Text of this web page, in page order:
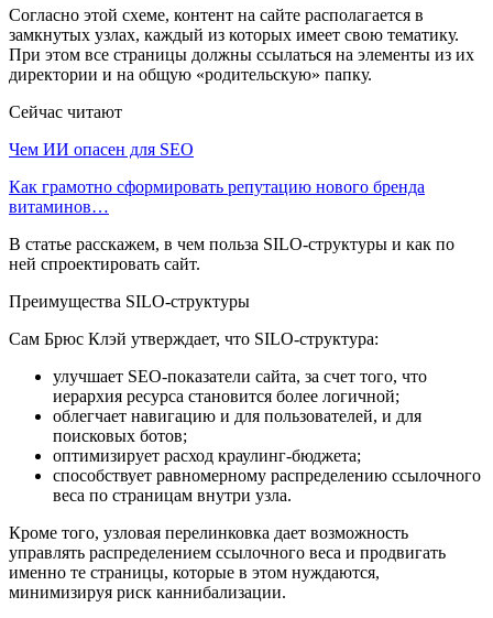
Согласно этой схеме, контент на сайте располагается в
замкнутых узлах, каждый из которых имеет свою тематику.
При этом все страницы должны ссылаться на элементы из их
директории и на общую «родительскую» папку.
Сейчас читают
Чем ИИ опасен для SEO
Как грамотно сформировать репутацию нового бренда
витаминов…
В статье расскажем, в чем польза SILO-структуры и как по
ней спроектировать сайт.
Преимущества SILO-структуры
Сам Брюс Клэй утверждает, что SILO-структура:
улучшает SEO-показатели сайта, за счет того, что
иерархия ресурса становится более логичной;
облегчает навигацию и для пользователей, и для
поисковых ботов;
оптимизирует расход краулинг-бюджета;
способствует равномерному распределению ссылочного
веса по страницам внутри узла.
Кроме того, узловая перелинковка дает возможность
управлять распределением ссылочного веса и продвигать
именно те страницы, которые в этом нуждаются,
минимизируя риск каннибализации.